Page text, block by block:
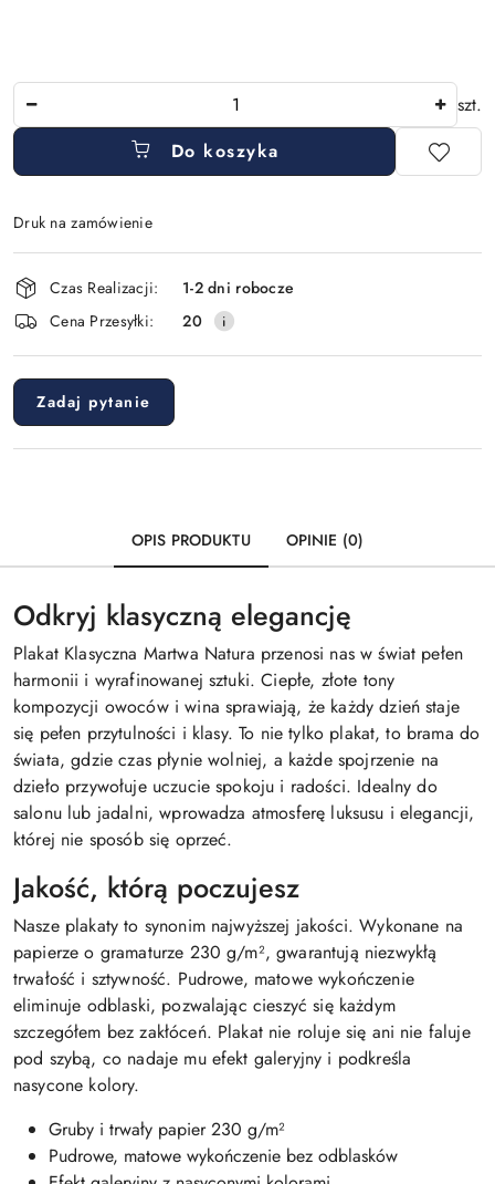
szt.
Do koszyka
Druk na zamówienie
Dostępność
i
dostawa
Czas Realizacji:
1-2 dni robocze
Cena Przesyłki:
20
Zadaj pytanie
OPIS PRODUKTU OPINIE (0)
Odkryj klasyczną elegancję
Plakat Klasyczna Martwa Natura przenosi nas w świat pełen
harmonii i wyrafinowanej sztuki. Ciepłe, złote tony
kompozycji owoców i wina sprawiają, że każdy dzień staje
się pełen przytulności i klasy. To nie tylko plakat, to brama do
świata, gdzie czas płynie wolniej, a każde spojrzenie na
dzieło przywołuje uczucie spokoju i radości. Idealny do
salonu lub jadalni, wprowadza atmosferę luksusu i elegancji,
której nie sposób się oprzeć.
Jakość, którą poczujesz
Nasze plakaty to synonim najwyższej jakości. Wykonane na
papierze o gramaturze 230 g/m², gwarantują niezwykłą
trwałość i sztywność. Pudrowe, matowe wykończenie
eliminuje odblaski, pozwalając cieszyć się każdym
szczegółem bez zakłóceń. Plakat nie roluje się ani nie faluje
pod szybą, co nadaje mu efekt galeryjny i podkreśla
nasycone kolory.
Gruby i trwały papier 230 g/m²
Pudrowe, matowe wykończenie bez odblasków